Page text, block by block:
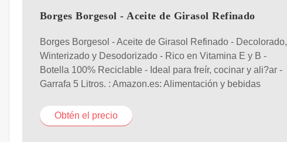
Borges Borgesol - Aceite de Girasol Refinado
Borges Borgesol - Aceite de Girasol Refinado - Decolorado,
Winterizado y Desodorizado - Rico en Vitamina E y B -
Botella 100% Reciclable - Ideal para freír, cocinar y ali?ar -
Garrafa 5 Litros. : Amazon.es: Alimentación y bebidas
Obtén el precio